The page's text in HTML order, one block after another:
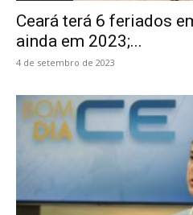
Ceará terá 6 feriados
ainda em 2023;...
4 de setembro de 2023